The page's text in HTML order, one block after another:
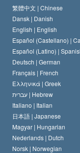
Ο Κώδικας του
Ντέιβιντ Μισκάβιτς
Πρότυπα που
Διεθνώς
Διακήρυξη περί
繁體中文 | Chinese
Dansk | Danish
English | English
Español (Castellano) |
Español (Latino) |
Deutsch | German
Français | French
Ελληνικά | Greek
עברית | Hebrew
Italiano | Italian
日本語 | Japanese
Magyar | Hungarian
Nederlands | Dutch
Norsk | Norwegian